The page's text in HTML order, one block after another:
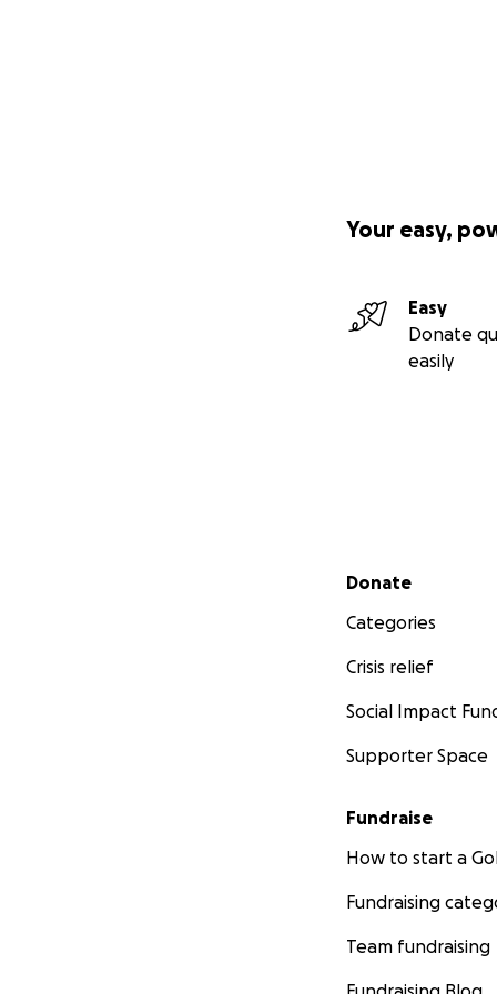
Your easy,
Easy
Donate
easily
Secondary menu
Donate
Categories
Crisis relief
Social Impact
Supporter Space
Fundraise
How to start a
Fundraising
Team fundraising